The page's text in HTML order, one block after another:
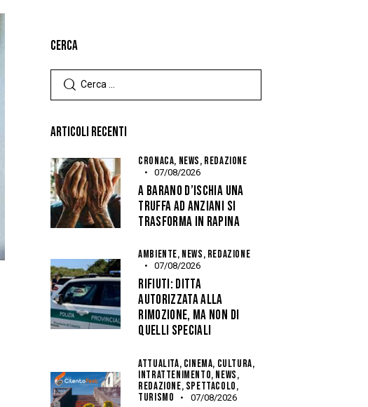
CERCA
ARTICOLI RECENTI
CRONACA, NEWS, REDAZIONE
07/08/2026
A BARANO D’ISCHIA UNA
TRUFFA AD ANZIANI SI
TRASFORMA IN RAPINA
AMBIENTE, NEWS, REDAZIONE
07/08/2026
RIFIUTI: DITTA
AUTORIZZATA ALLA
RIMOZIONE, MA NON DI
QUELLI SPECIALI
ATTUALITÀ, CINEMA, CULTURA,
INTRATTENIMENTO, NEWS,
REDAZIONE, SPETTACOLO,
TURISMO
07/08/2026